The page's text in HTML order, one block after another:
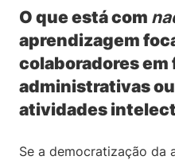
O que está com
aprendizagem
colaboradores em
administrativas
atividades
Se a democratização da